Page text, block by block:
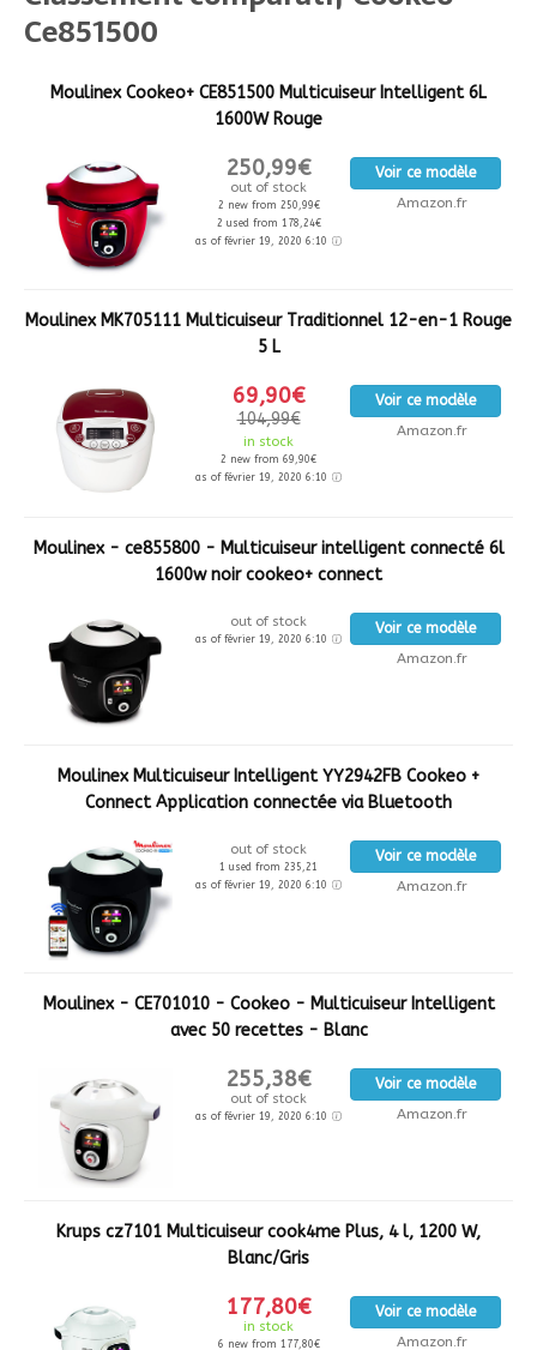
Ce851500
Moulinex Cookeo+ CE851500 Multicuiseur Intelligent 6L
1600W Rouge
250,99€
out of stock
2 new from 250,99€
2 used from 178,24€
as of février 19, 2020 6:10
Voir ce modèle
Amazon.fr
Moulinex MK705111 Multicuiseur Traditionnel 12-en-1 Rouge
5 L
69,90€
104,99€
in stock
2 new from 69,90€
as of février 19, 2020 6:10
Voir ce modèle
Amazon.fr
Moulinex - ce855800 - Multicuiseur intelligent connecté 6l
1600w noir cookeo+ connect
out of stock
as of février 19, 2020 6:10
Voir ce modèle
Amazon.fr
Moulinex Multicuiseur Intelligent YY2942FB Cookeo +
Connect Application connectée via Bluetooth
out of stock
1 used from 235,21
as of février 19, 2020 6:10
Voir ce modèle
Amazon.fr
Moulinex - CE701010 - Cookeo - Multicuiseur Intelligent
avec 50 recettes - Blanc
255,38€
out of stock
as of février 19, 2020 6:10
Voir ce modèle
Amazon.fr
Krups cz7101 Multicuiseur cook4me Plus, 4 l, 1200 W,
Blanc/Gris
177,80€
in stock
6 new from 177,80€
Voir ce modèle
Amazon.fr